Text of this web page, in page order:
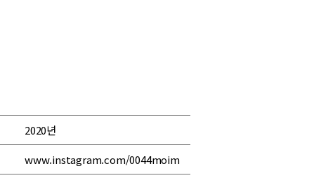
2020년
www.instagram.com/0044moim